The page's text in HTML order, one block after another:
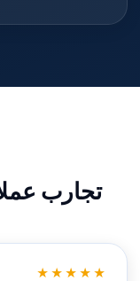
تجارب
★★★★★